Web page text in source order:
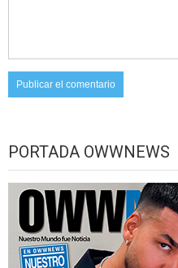
PORTADA OWWNEWS